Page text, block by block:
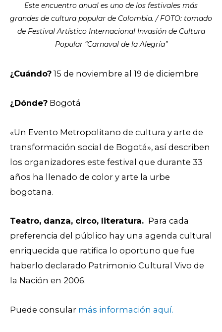
Este encuentro anual es uno de los festivales más
grandes de cultura popular de Colombia. / FOTO: tomado
de Festival Artístico Internacional Invasión de Cultura
Popular “Carnaval de la Alegría”
¿Cuándo? 15 de noviembre al 19 de diciembre
¿Dónde? Bogotá
«Un Evento Metropolitano de cultura y arte de
transformación social de Bogotá», así describen
los organizadores este festival que durante 33
años ha llenado de color y arte la urbe
bogotana.
Teatro, danza, circo, literatura. Para cada
preferencia del público hay una agenda cultural
enriquecida que ratifica lo oportuno que fue
haberlo declarado Patrimonio Cultural Vivo de
la Nación en 2006.
Puede consular más información aquí.